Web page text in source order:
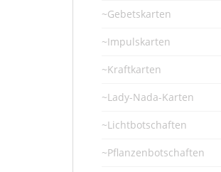
~Gebetskarten
~Impulskarten
~Kraftkarten
~Lady-Nada-Karten
~Lichtbotschaften
~Pflanzenbotschaften